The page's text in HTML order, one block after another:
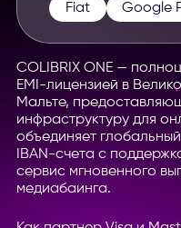
Fiat
Google
COLIBRIX ONE —
EMI-лицензией в
Мальте,
инфраструктуру для
объединяет
IBAN-счета с
сервис мгновенного
медиабаинга.